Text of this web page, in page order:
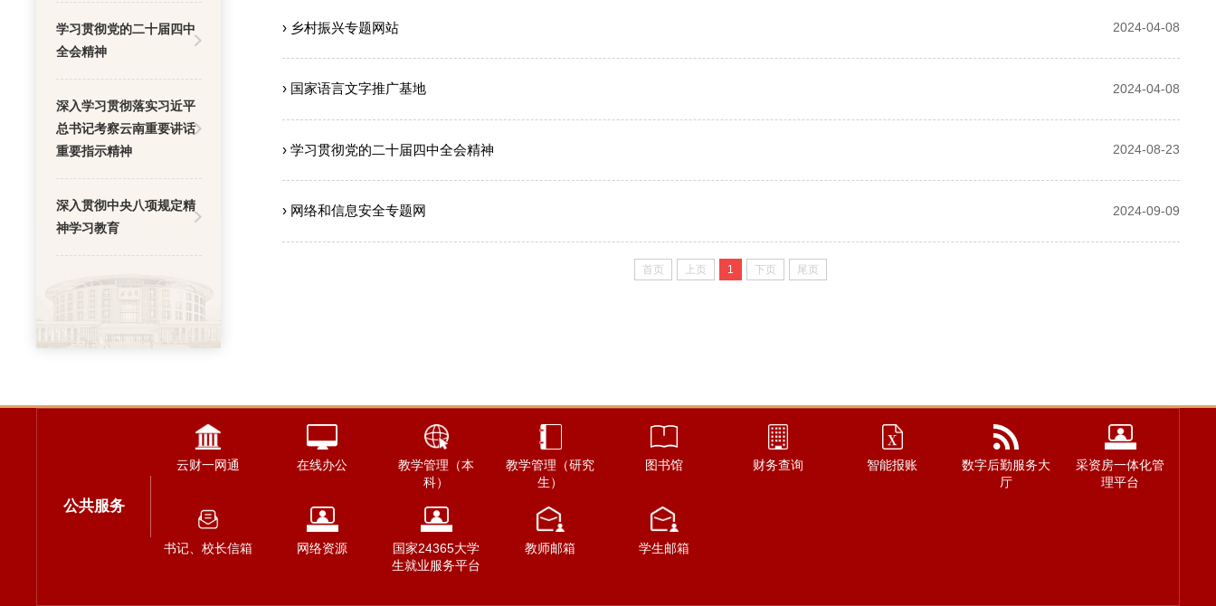
学习贯彻党的二十届四中
全会精神
深入学习贯彻落实习近平
总书记考察云南重要讲话
重要指示精神
深入贯彻中央八项规定精
神学习教育
› 乡村振兴专题网站 2024-04-08
› 国家语言文字推广基地 2024-04-08
› 学习贯彻党的二十届四中全会精神 2024-08-23
› 网络和信息安全专题网 2024-09-09
首页 上页 1 下页 尾页
公共服务
云财一网通 在线办公
教学管理（本
科）
教学管理（研究
生）
图书馆 财务查询 智能报账
数字后勤服务大
厅
采资房一体化管
理平台
书记、校长信箱 网络资源
国家24365大学
生就业服务平台
教师邮箱 学生邮箱